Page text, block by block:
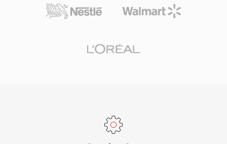
hát và ảnh bìa album đi kèm âm thanh. Một số
định dạng không tổn hao cạnh tranh. Phiên bản
trong bối cảnh âm thanh không tổn hao, TTA
tiếp tục phục vụ người dùng coi trọng sự đơn